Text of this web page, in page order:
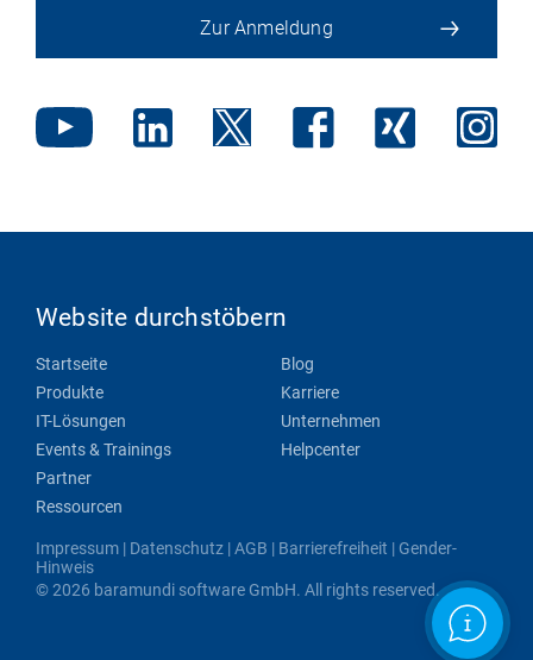
Zur Anmeldung
Website durchstöbern
Startseite
Produkte
IT-Lösungen
Events & Trainings
Partner
Ressourcen
Blog
Karriere
Unternehmen
Helpcenter
Impressum | Datenschutz |AGB | Barrierefreiheit | Gender-
Hinweis
© 2026 baramundi software GmbH. All rights reserved.